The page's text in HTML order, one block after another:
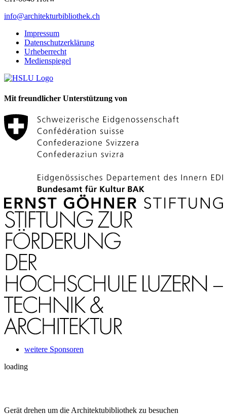
info@architekturbibliothek.ch
Impressum
Datenschutzerklärung
Urheberrecht
Medienspiegel
Mit freundlicher Unterstützung von
weitere Sponsoren
loading
Gerät drehen um die Architektubibliothek zu besuchen